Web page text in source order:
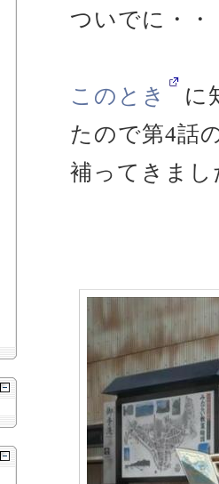
ついでに・・
このとき
に
たので第4話
補ってきまし